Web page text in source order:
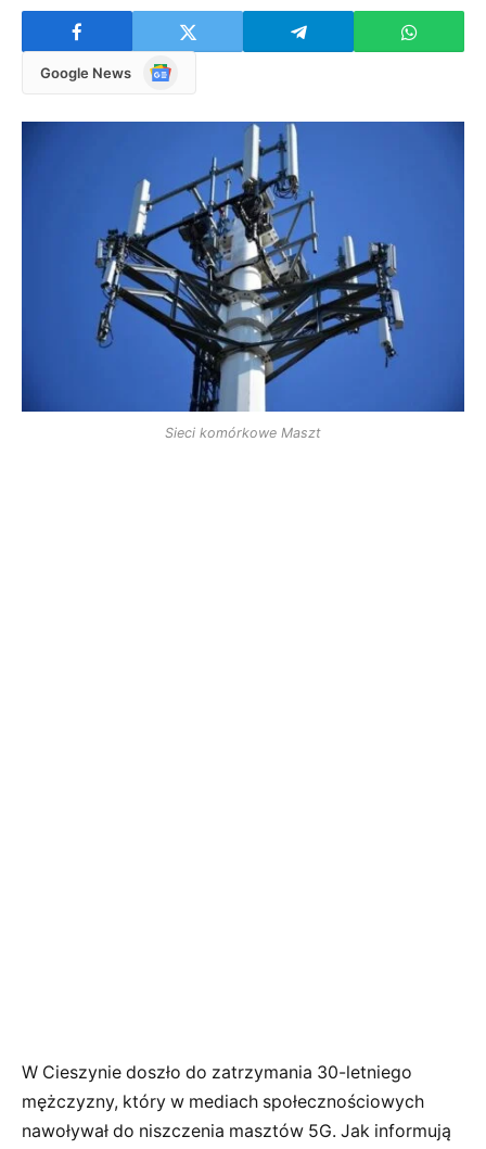
Google News
Google
Sieci komórkowe Maszt
W Cieszynie doszło do zatrzymania 30-letniego
mężczyzny, który w mediach społecznościowych
nawoływał do niszczenia masztów 5G. Jak informują